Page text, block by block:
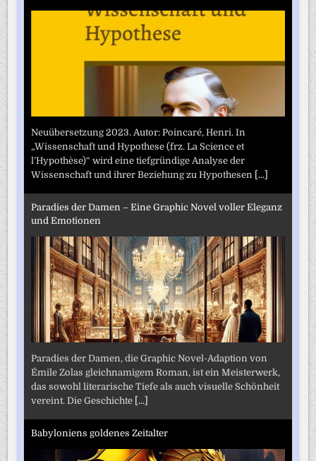
Neuübersetzung 2023. Autor: Poincaré, Henri. In
„Wissenschaft und Hypothese (frz. La Science et
l’Hypothèse)“ wird eine tiefgründige Analyse der
Wissenschaft und ihrer Beziehung zu Hypothesen
[...]
Paradies der Damen – Eine Graphic Novel voller Eleganz
und Emotionen
Paradies der Damen, die Graphic Novel-Adaption von
Émile Zolas gleichnamigem Roman, ist ein Meisterwerk,
das sowohl literarische Tiefe als auch visuelle Schönheit
vereint. Die Geschichte [...]
Babyloniens goldenes Zeitalter